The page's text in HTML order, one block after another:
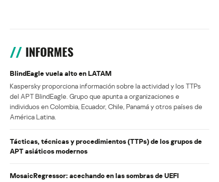
INFORMES
BlindEagle vuela alto en LATAM
Kaspersky proporciona información sobre la actividad y los TTPs
del APT BlindEagle. Grupo que apunta a organizaciones e
individuos en Colombia, Ecuador, Chile, Panamá y otros países de
América Latina.
Tácticas, técnicas y procedimientos (TTPs) de los grupos de
APT asiáticos modernos
MosaicRegressor: acechando en las sombras de UEFI